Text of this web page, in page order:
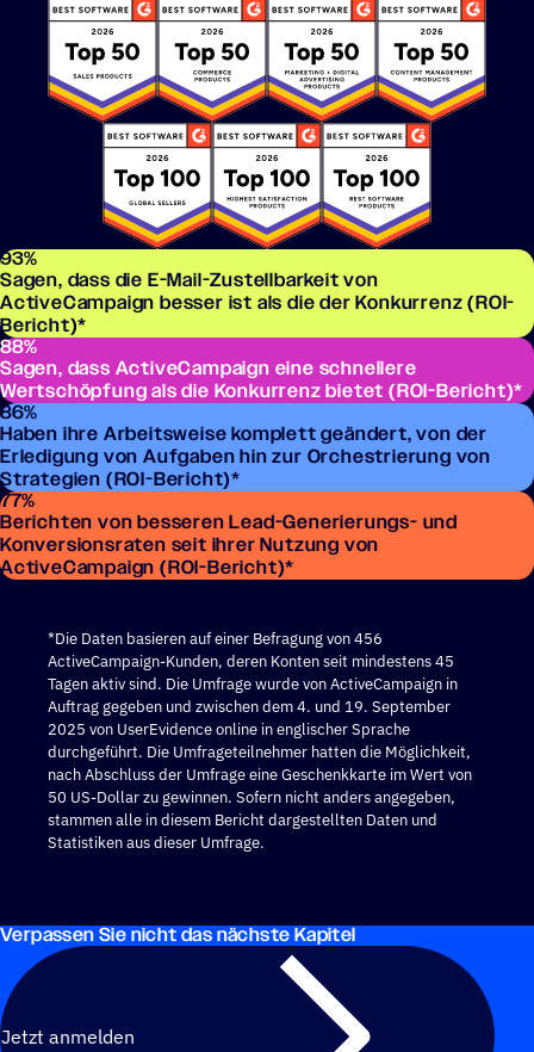
93%
Sagen, dass die E-Mail-Zustellbarkeit von
ActiveCampaign besser ist als die der Konkurrenz (ROI-
Bericht)*
88%
Sagen, dass ActiveCampaign eine schnellere
Wertschöpfung als die Konkurrenz bietet (ROI-Bericht)*
86%
Haben ihre Arbeitsweise komplett geändert, von der
Erledigung von Aufgaben hin zur Orchestrierung von
Strategien (ROI-Bericht)*
77%
Berichten von besseren Lead-Generierungs- und
Konversionsraten seit ihrer Nutzung von
ActiveCampaign (ROI-Bericht)*
*Die Daten basieren auf einer Befragung von 456
ActiveCampaign-Kunden, deren Konten seit mindestens 45
Tagen aktiv sind. Die Umfrage wurde von ActiveCampaign in
Auftrag gegeben und zwischen dem 4. und 19. September
2025 von UserEvidence online in englischer Sprache
durchgeführt. Die Umfrageteilnehmer hatten die Möglichkeit,
nach Abschluss der Umfrage eine Geschenkkarte im Wert von
50 US-Dollar zu gewinnen. Sofern nicht anders angegeben,
stammen alle in diesem Bericht dargestellten Daten und
Statistiken aus dieser Umfrage.
Verpas­sen Sie nicht das nächste Kapitel
Jetzt anmelden